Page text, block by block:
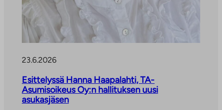
23.6.2026
Esittelyssä Hanna Haapalahti, TA-
Asumisoikeus Oy:n hallituksen uusi
asukasjäsen